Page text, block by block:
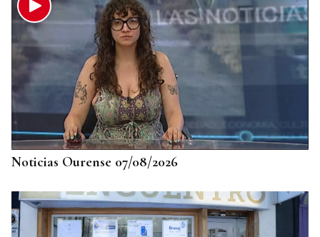
Noticias Ourense 07/08/2026